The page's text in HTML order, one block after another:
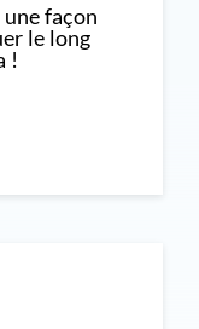
façon
le long
!